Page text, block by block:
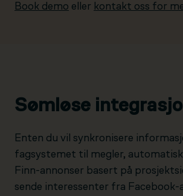
Book demo eller kontakt oss for
Sømløse
Enten du vil synkronisere
fagsystemet til megler,
Finn-annonser basert på
sende interessenter fra Facebook-